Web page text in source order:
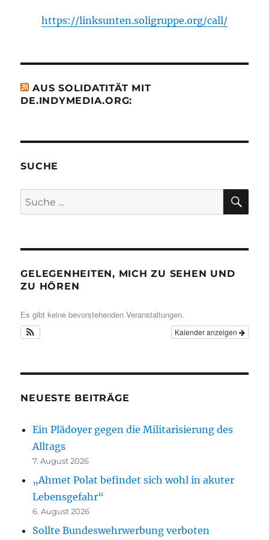
https://linksunten.soligruppe.org/call/
AUS SOLIDATITÄT MIT
DE.INDYMEDIA.ORG:
SUCHE
Suche
nach:
GELEGENHEITEN, MICH ZU SEHEN UND
ZU HÖREN
Es gibt keine bevorstehenden Veranstaltungen.
Kalender anzeigen
NEUESTE BEITRÄGE
Ein Plädoyer gegen die Militarisierung des
Alltags
7. August 2026
„Ahmet Polat befindet sich wohl in akuter
Lebensgefahr“
6. August 2026
Sollte Bundeswehrwerbung verboten